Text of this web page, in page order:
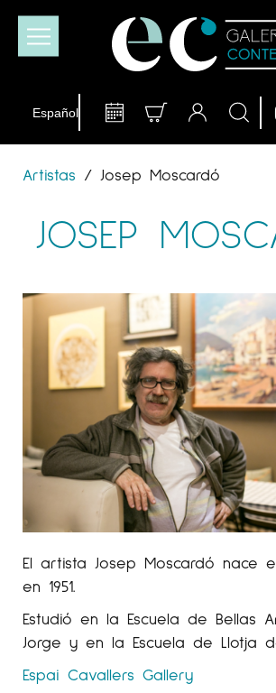
Artistas / Josep Moscardó
JOSEP
El artista Josep Moscardó nace
en 1951.
Estudió en la Escuela de Bellas
Jorge y en la Escuela de Llotja
Espai Cavallers Gallery